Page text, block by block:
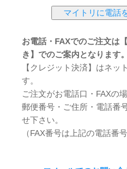
マイトリに電話
お電話・FAXでのご注文は
き】でのご案内となります。
【クレジット決済】はネッ
す。
ご注文がお電話口・FAXの
郵便番号・ご住所・電話番
せ下さい。
（FAX番号は上記の電話番